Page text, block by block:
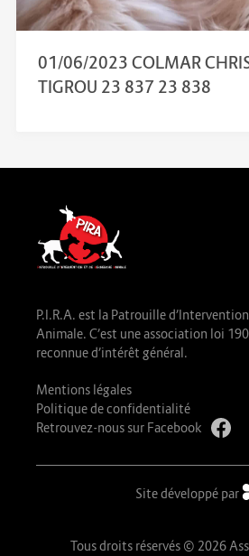
01/06/2023 COLMAR
TIGROU 23 837 23 838
P.I.R.A. est la Patrouille
Animale. C’est une association loi
reconnue d’intérêt général.
Mentions légales
Politique de confidentialité
Retrouvez-nous sur Facebook
Site développé par
Tous droits réservés © 2026